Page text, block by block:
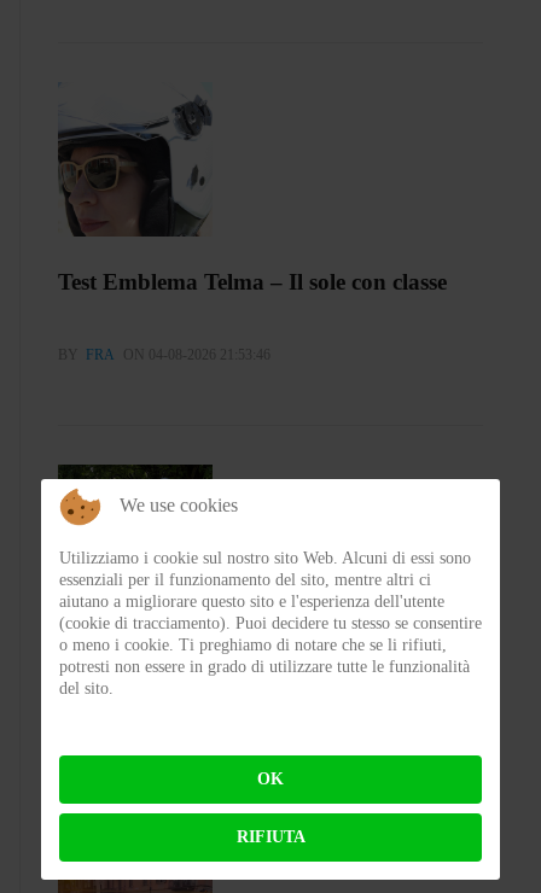
Test Emblema Telma – Il sole con classe
BY FRA ON 04-08-2026 21:53:46
Test Silence S02 – Stile silenzioso
We use cookies
Utilizziamo i cookie sul nostro sito Web. Alcuni di essi sono
essenziali per il funzionamento del sito, mentre altri ci
aiutano a migliorare questo sito e l'esperienza dell'utente
(cookie di tracciamento). Puoi decidere tu stesso se consentire
o meno i cookie. Ti preghiamo di notare che se li rifiuti,
potresti non essere in grado di utilizzare tutte le funzionalità
del sito.
OK
RIFIUTA